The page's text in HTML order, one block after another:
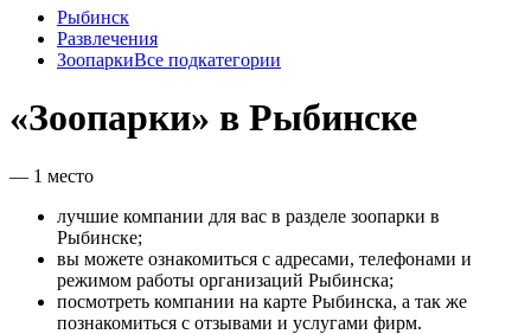
Рыбинск
Развлечения
ЗоопаркиВсе подкатегории
«Зоопарки» в Рыбинске
— 1 место
лучшие компании для вас в разделе зоопарки в
Рыбинске;
вы можете ознакомиться с адресами, телефонами и
режимом работы организаций Рыбинска;
посмотреть компании на карте Рыбинска, а так же
познакомиться с отзывами и услугами фирм.